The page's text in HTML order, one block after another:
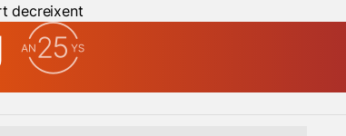
decreixent